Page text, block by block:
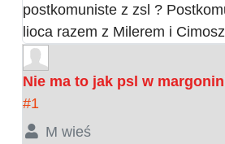
postkomuniste z zsl ?
lioca razem z Milerem i
Nie ma to jak psl w
#1
M wieś